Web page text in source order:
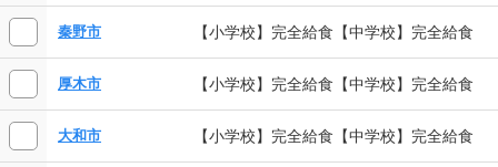
秦野市 【小学校】完全給食【中学校】完全給食
厚木市 【小学校】完全給食【中学校】完全給食
大和市 【小学校】完全給食【中学校】完全給食